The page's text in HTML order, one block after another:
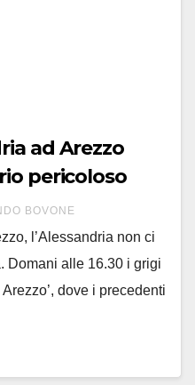
ad Arezzo
pericoloso
BOVONE
l’Alessandria non ci
Domani alle 16.30 i grigi
dove i precedenti